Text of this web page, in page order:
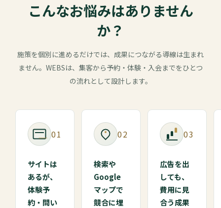
こんなお悩みはありません
か？
施策を個別に進めるだけでは、成果につながる導線は生まれ
ません。WEBSは、集客から予約・体験・入会までをひとつ
の流れとして設計します。
01
サイトは
あるが、
体験予
約・問い
02
検索や
Google
マップで
競合に埋
03
広告を出
しても、
費用に見
合う成果